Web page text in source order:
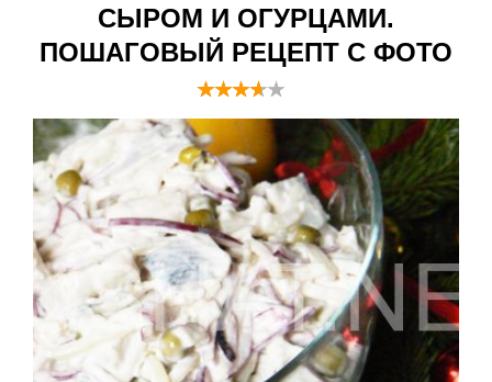
СЫРОМ И ОГУРЦАМИ.
ПОШАГОВЫЙ РЕЦЕПТ С ФОТО